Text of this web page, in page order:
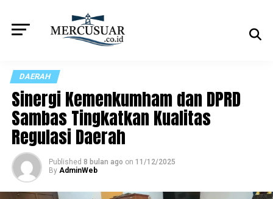
DAERAH
Sinergi Kemenkumham dan DPRD
Sambas Tingkatkan Kualitas
Regulasi Daerah
Published 8 bulan ago on 11/12/2025
By AdminWeb